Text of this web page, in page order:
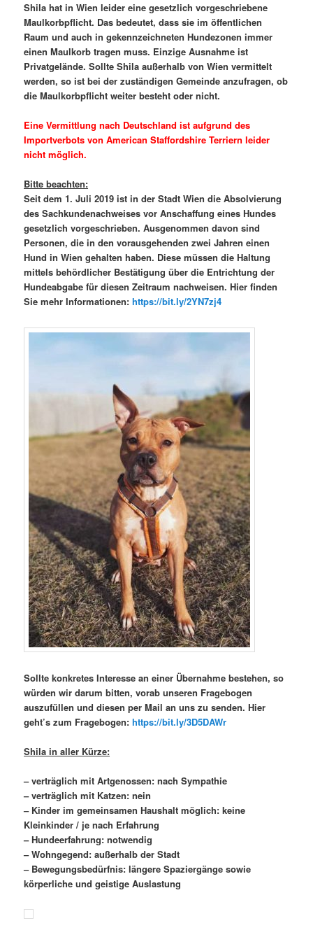
Shila hat in Wien leider eine gesetzlich vorgeschriebene
Maulkorbpflicht. Das bedeutet, dass sie im öffentlichen
Raum und auch in gekennzeichneten Hundezonen immer
einen Maulkorb tragen muss. Einzige Ausnahme ist
Privatgelände. Sollte Shila außerhalb von Wien vermittelt
werden, so ist bei der zuständigen Gemeinde anzufragen, ob
die Maulkorbpflicht weiter besteht oder nicht.
Eine Vermittlung nach Deutschland ist aufgrund des
Importverbots von American Staffordshire Terriern leider
nicht möglich.
Bitte beachten:
Seit dem 1. Juli 2019 ist in der Stadt Wien die Absolvierung
des Sachkundenachweises vor Anschaffung eines Hundes
gesetzlich vorgeschrieben. Ausgenommen davon sind
Personen, die in den vorausgehenden zwei Jahren einen
Hund in Wien gehalten haben. Diese müssen die Haltung
mittels behördlicher Bestätigung über die Entrichtung der
Hundeabgabe für diesen Zeitraum nachweisen. Hier finden
Sie mehr Informationen:https://bit.ly/2YN7zj4
Sollte konkretes Interesse an einer Übernahme bestehen, so
würden wir darum bitten, vorab unseren Fragebogen
auszufüllen und diesen per Mail an uns zu senden. Hier
geht’s zum Fragebogen:https://bit.ly/3D5DAWr
Shila in aller Kürze:
– verträglich mit Artgenossen: nach Sympathie
– verträglich mit Katzen: nein
– Kinder im gemeinsamen Haushalt möglich: keine
Kleinkinder / je nach Erfahrung
– Hundeerfahrung: notwendig
– Wohngegend: außerhalb der Stadt
– Bewegungsbedürfnis: längere Spaziergänge sowie
körperliche und geistige Auslastung